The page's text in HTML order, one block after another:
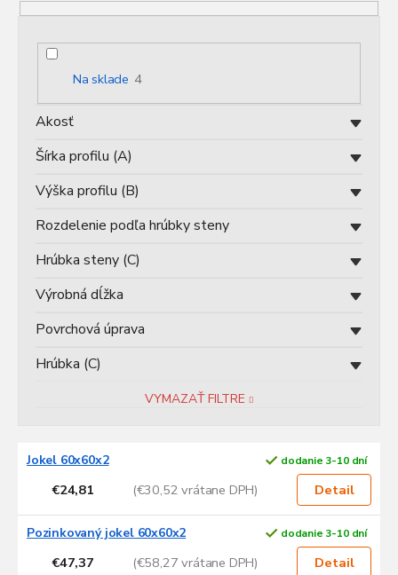
e
Na sklade 4
Akosť
Hrúbka (C)
Hrúbka steny (C)
Povrchová úprava
Rozdelenie podľa hrúbky steny
Šírka profilu (A)
Výrobná dĺžka
Výška profilu (B)
VYMAZAŤ FILTRE
V
i
Jokel 60x60x2 dodanie 3-10 dní
€24,81 (€30,52 vrátane DPH) Detail
Pozinkovaný jokel 60x60x2 dodanie 3-10 dní
€47,37 (€58,27 vrátane DPH) Detail